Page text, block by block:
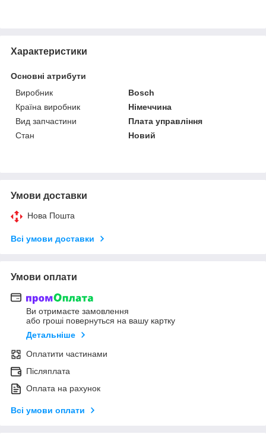
Характеристики
Основні атрибути
Виробник
Bosch
Країна виробник
Німеччина
Вид запчастини
Плата управління
Стан
Новий
Умови доставки
Нова Пошта
Всі умови доставки
Умови оплати
Ви отримаєте замовлення
або гроші повернуться на вашу картку
Детальніше
Оплатити частинами
Післяплата
Оплата на рахунок
Всі умови оплати